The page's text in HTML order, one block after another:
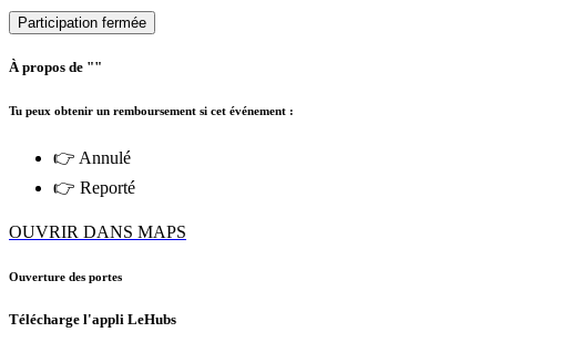
Participation fermée
À propos de ""
Tu peux obtenir un remboursement si cet événement :
👉 Annulé
👉 Reporté
OUVRIR DANS MAPS
Ouverture des portes
Télécharge l'appli LeHubs